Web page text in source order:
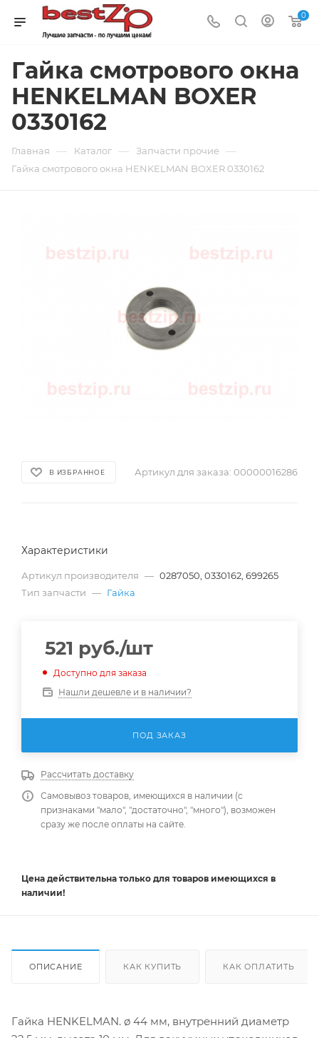
0
Гайка смотрового окна
HENKELMAN BOXER
0330162
Главная — Каталог — Запчасти прочие —
Гайка смотрового окна HENKELMAN BOXER 0330162
В ИЗБРАННОЕ Артикул для заказа: 00000016286
Характеристики
Артикул производителя — 0287050, 0330162, 699265
Тип запчасти — Гайка
521 руб./шт
Доступно для заказа
Нашли дешевле и в наличии?
ПОД ЗАКАЗ
Рассчитать доставку
Самовывоз товаров, имеющихся в наличии (с
признаками "мало", "достаточно", "много"), возможен
сразу же после оплаты на сайте.
Цена действительна только для товаров имеющихся в
наличии!
ОПИСАНИЕ КАК КУПИТЬ КАК ОПЛАТИТЬ
Гайка HENKELMAN. ø 44 мм, внутренний диаметр